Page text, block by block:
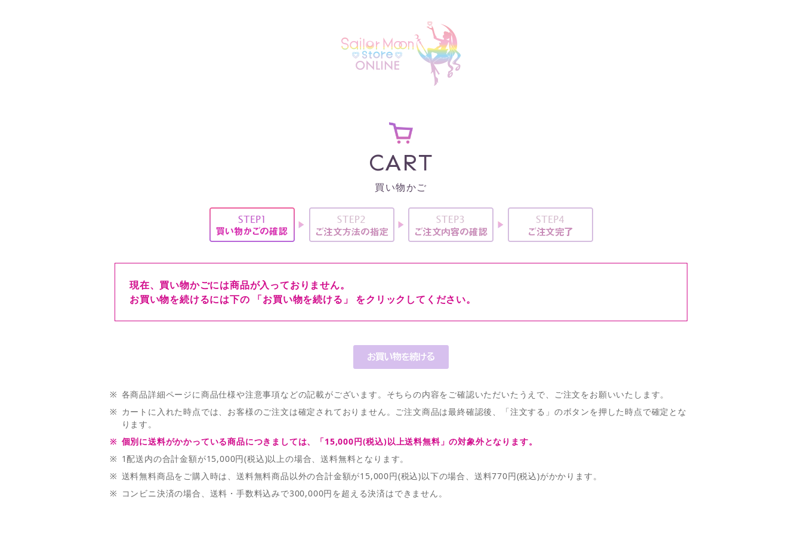
CART
買い物かご
現在、買い物かごには商品が入っておりません。
お買い物を続けるには下の 「お買い物を続ける」 をクリックしてください。
※ 各商品詳細ページに商品仕様や注意事項などの記載がございます。そちらの内容をご確認いただいたうえで、ご注文をお願いいたします。
※ カートに入れた時点では、お客様のご注文は確定されておりません。ご注文商品は最終確認後、「注文する」のボタンを押した時点で確定とな
ります。
※ 個別に送料がかかっている商品につきましては、「15,000円(税込)以上送料無料」の対象外となります。
※ 1配送内の合計金額が15,000円(税込)以上の場合、送料無料となります。
※ 送料無料商品をご購入時は、送料無料商品以外の合計金額が15,000円(税込)以下の場合、送料770円(税込)がかかります。
※ コンビニ決済の場合、送料・手数料込みで300,000円を超える決済はできません。